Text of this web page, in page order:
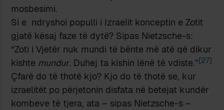
mosbesimi.
Si e ndryshoi populli i Izraelit konceptin e Zotit
gjatë kësaj faze të dytë? Sipas Nietzsche-s:
“Zoti i Vjetër nuk mundi të bënte më atë që dikur
kishte mundur. Duhej ta kishin lënë të vdiste.”[27]
Çfarë do të thotë kjo? Kjo do të thotë se, kur
izraelitët po përjetonin disfata në betejat kundër
kombeve të tjera, ata – sipas Nietzsche-s –